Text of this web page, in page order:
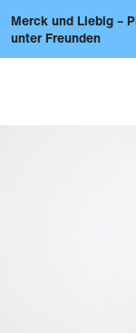
Merck und Liebig –
unter Freunden